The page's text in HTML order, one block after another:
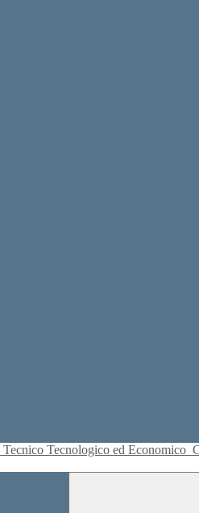
Tecnologico ed Economico